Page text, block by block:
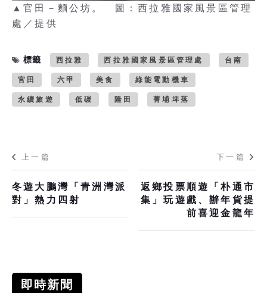
▲官田－麵公坊。 圖：西拉雅國家風景區管理
處／提供
標籤 西拉雅 西拉雅國家風景區管理處 台南
官田 六甲 美食 綠能電動機車
永續旅遊 低碳 隆田 菁埔埤落
上一篇
冬遊大鵬灣「青洲灣派
對」熱力四射
下一篇
返鄉投票順遊「朴通市
集」玩遊戲、辦年貨提
前喜迎金龍年
即時新聞